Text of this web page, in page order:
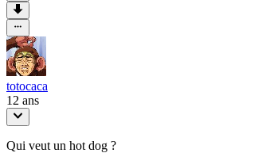
totocaca
12 ans
Qui veut un hot dog ?